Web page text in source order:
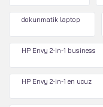
dokunmatik laptop
HP Envy 2-in-1 business
HP Envy 2-in-1 en ucuz